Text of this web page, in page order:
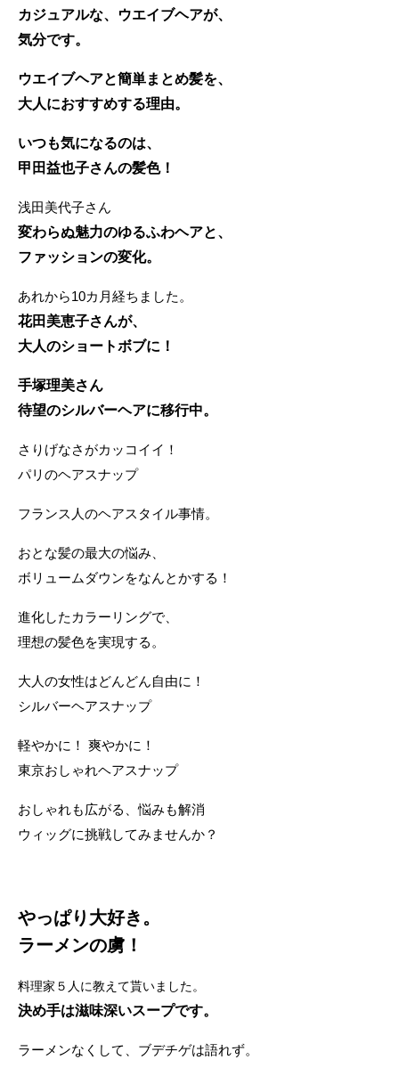
カジュアルな、ウエイブヘアが、
気分です。
ウエイブヘアと簡単まとめ髪を、
大人におすすめする理由。
いつも気になるのは、
甲田益也子さんの髪色！
浅田美代子さん
変わらぬ魅力のゆるふわヘアと、
ファッションの変化。
あれから10カ月経ちました。
花田美恵子さんが、
大人のショートボブに！
手塚理美さん
待望のシルバーヘアに移行中。
さりげなさがカッコイイ！
パリのヘアスナップ
フランス人のヘアスタイル事情。
おとな髪の最大の悩み、
ボリュームダウンをなんとかする！
進化したカラーリングで、
理想の髪色を実現する。
大人の女性はどんどん自由に！
シルバーヘアスナップ
軽やかに！ 爽やかに！
東京おしゃれヘアスナップ
おしゃれも広がる、悩みも解消
ウィッグに挑戦してみませんか？
やっぱり大好き。
ラーメンの虜！
料理家５人に教えて貰いました。
決め手は滋味深いスープです。
ラーメンなくして、ブデチゲは語れず。